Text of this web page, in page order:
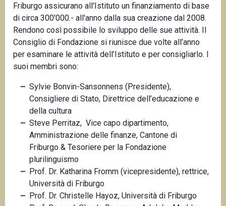
Friburgo assicurano all'Istituto un finanziamento di base
di circa 300'000.- all'anno dalla sua creazione dal 2008.
Rendono così possibile lo sviluppo delle sue attività. Il
Consiglio di Fondazione si riunisce due volte all’anno
per esaminare le attività dell’Istituto e per consigliarlo. I
suoi membri sono:
Sylvie Bonvin-Sansonnens (Presidente),
Consigliere di Stato, Direttrice dell’educazione e
della cultura
Steve Perritaz, Vice capo dipartimento,
Amministrazione delle finanze, Cantone di
Friburgo & Tesoriere per la Fondazione
plurilinguismo
Prof. Dr. Katharina Fromm (vicepresidente), rettrice,
Università di Friburgo
Prof. Dr. Christelle Hayoz, Università di Friburgo